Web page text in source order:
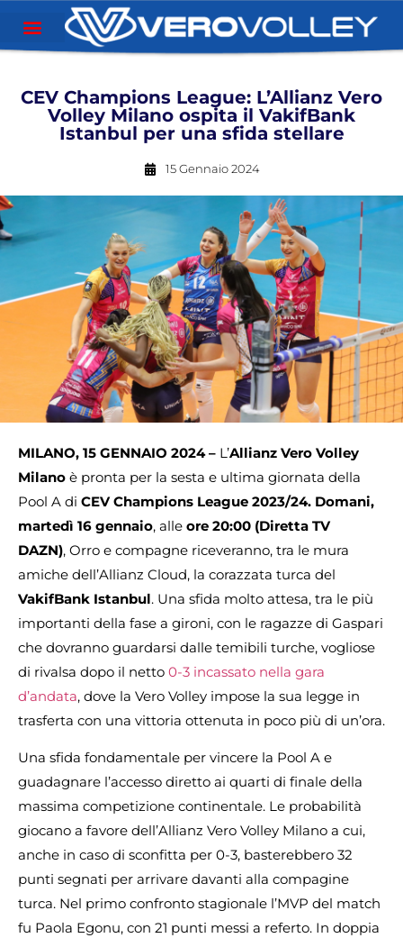
CEV Champions League: L’Allianz Vero
Volley Milano ospita il VakifBank
Istanbul per una sfida stellare
15 Gennaio 2024
MILANO, 15 GENNAIO 2024 – L’Allianz Vero Volley
Milano è pronta per la sesta e ultima giornata della
Pool A di CEV Champions League 2023/24. Domani,
martedì 16 gennaio, alle ore 20:00 (Diretta TV
DAZN), Orro e compagne riceveranno, tra le mura
amiche dell’Allianz Cloud, la corazzata turca del
VakifBank Istanbul. Una sfida molto attesa, tra le più
importanti della fase a gironi, con le ragazze di Gaspari
che dovranno guardarsi dalle temibili turche, vogliose
di rivalsa dopo il netto 0-3 incassato nella gara
d’andata, dove la Vero Volley impose la sua legge in
trasferta con una vittoria ottenuta in poco più di un’ora.
Una sfida fondamentale per vincere la Pool A e
guadagnare l’accesso diretto ai quarti di finale della
massima competizione continentale. Le probabilità
giocano a favore dell’Allianz Vero Volley Milano a cui,
anche in caso di sconfitta per 0-3, basterebbero 32
punti segnati per arrivare davanti alla compagine
turca. Nel primo confronto stagionale l’MVP del match
fu Paola Egonu, con 21 punti messi a referto. In doppia